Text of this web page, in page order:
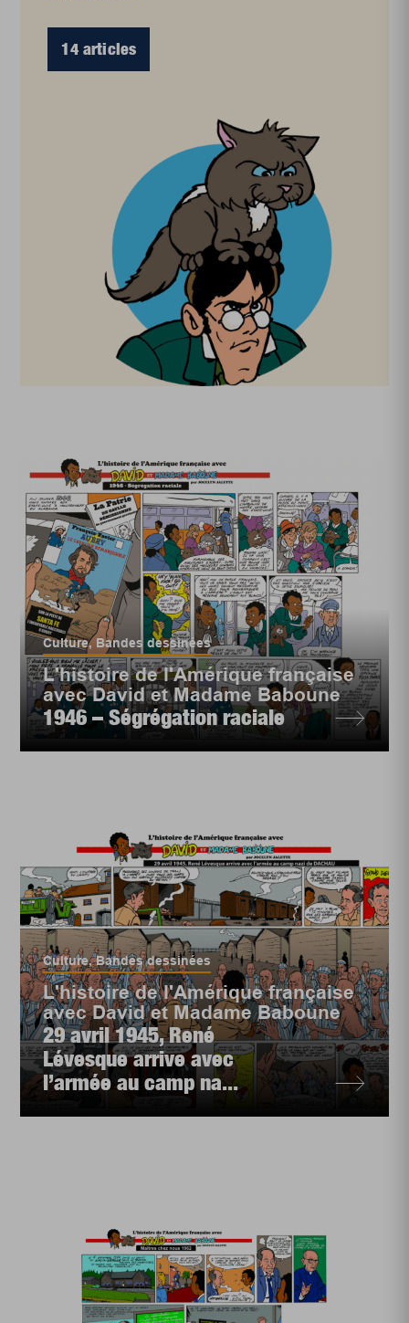
14 articles
Culture, Bandes dessinées
L'histoire de l'Amérique française
avec David et Madame Baboune
1946 – Ségrégation raciale
Culture,Bandes dessinées
L'histoire de l'Amérique française
avec David et Madame Baboune
29 avril 1945, René
Lévesque arrive avec
l’armée au camp na...